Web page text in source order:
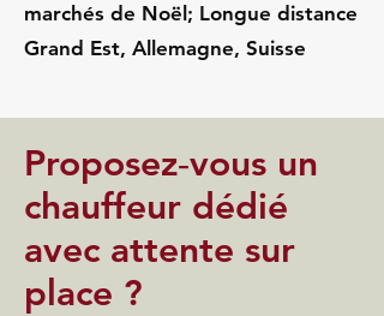
marchés de Noël; Longue distance
Grand Est, Allemagne, Suisse
Proposez‑vous un
chauffeur dédié
avec attente sur
place ?